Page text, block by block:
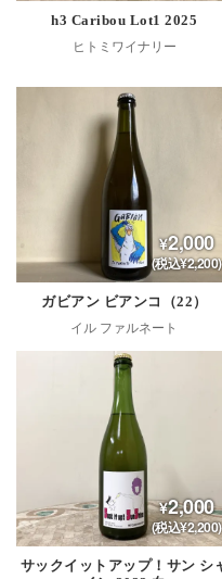
h3 Caribou Lot1 2025
ヒトミワイナリー
2,000
(税込¥2,200)
ガビアン ビアンコ（22）
イル ファルネート
2,000
(税込¥2,200)
サックイットアップ！サン シ